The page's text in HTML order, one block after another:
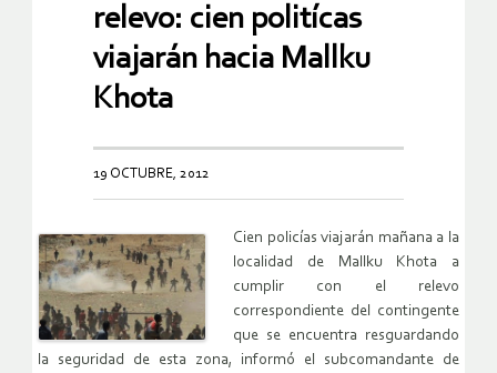
relevo: cien politícas
viajarán hacia Mallku
Khota
19 OCTUBRE, 2012
Cien policías viajarán mañana a la
localidad de Mallku Khota a
cumplir con el relevo
correspondiente del contingente
que se encuentra resguardando
la seguridad de esta zona, informó el subcomandante de